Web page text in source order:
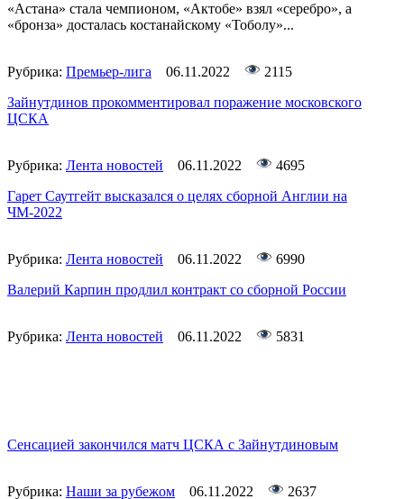
«Астана» стала чемпионом, «Актобе» взял «серебро», а
«бронза» досталась костанайскому «Тоболу»...
Рубрика: Премьер-лига 06.11.2022
2115
Зайнутдинов прокомментировал поражение московского
ЦСКА
Рубрика: Лента новостей 06.11.2022
4695
Гарет Саутгейт высказался о целях сборной Англии на
ЧМ-2022
Рубрика: Лента новостей 06.11.2022
6990
Валерий Карпин продлил контракт со сборной России
Рубрика: Лента новостей 06.11.2022 5831
Сенсацией закончился матч ЦСКА с Зайнутдиновым
Рубрика: Наши за рубежом 06.11.2022 2637